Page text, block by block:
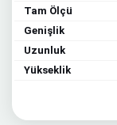
Tam Ölçü
Genişlik
Uzunluk
Yükseklik